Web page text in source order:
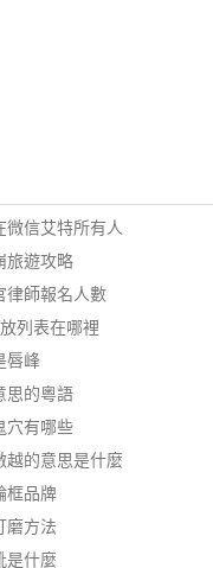
微信艾特所有人
旅遊攻略
律師報名人數
列表在哪裡
唇峰
思的粵語
穴有哪些
越的意思是什麼
框品牌
磨方法
是什麼